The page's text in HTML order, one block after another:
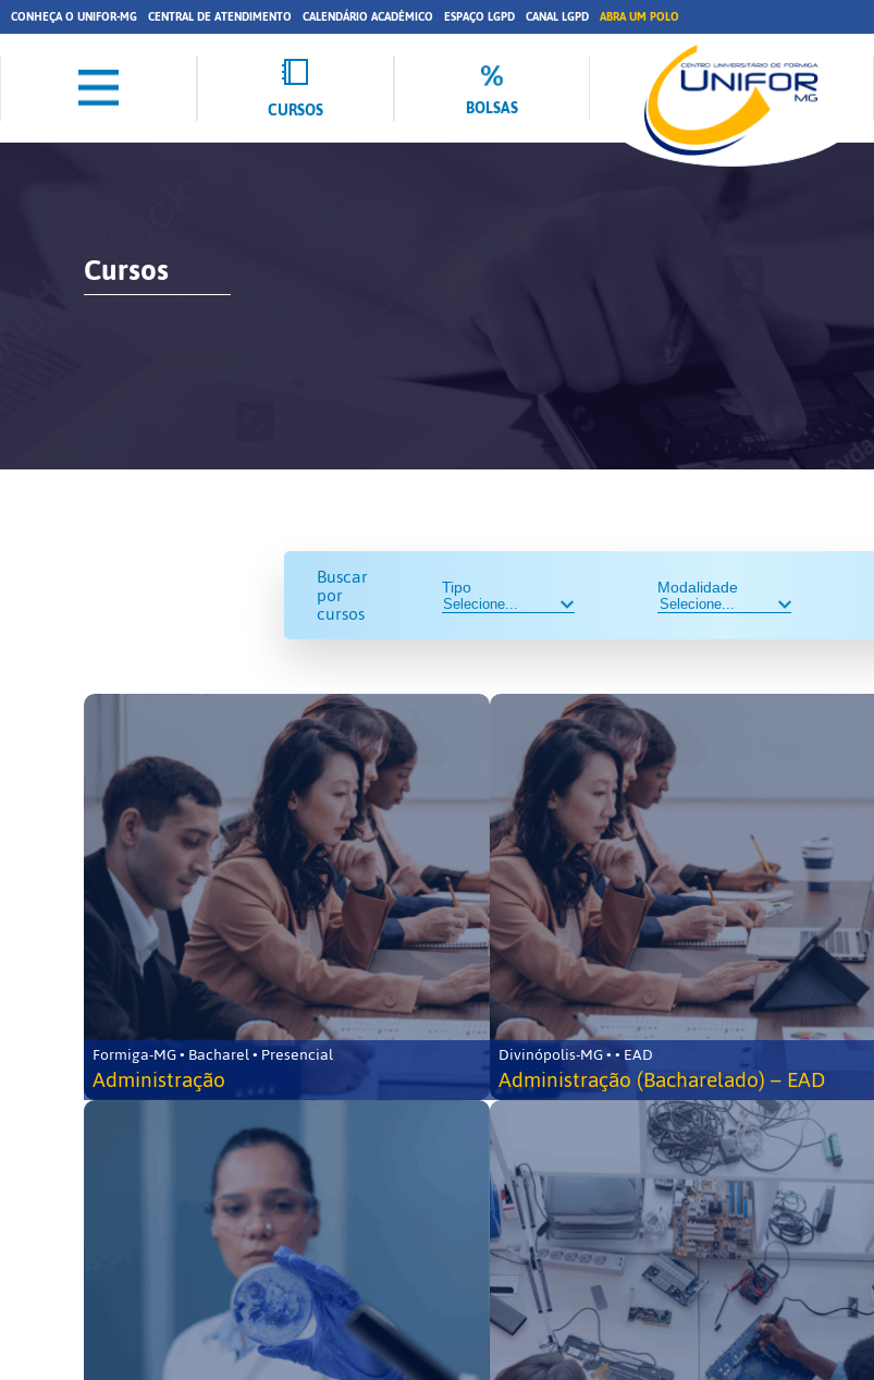
CONHEÇA O UNIFOR-MG CENTRAL DE ATENDIMENTO CALENDÁRIO ACADÊMICO ESPAÇO LGPD CANAL LGPD ABRA UM POLO
CURSOS BOLSAS
Cursos
Buscar
por
cursos
Tipo Modalidade
Formiga-MG • Bacharel • Presencial
Administração
Divinópolis-MG • • EAD
Administração (Bacharelado) – EAD